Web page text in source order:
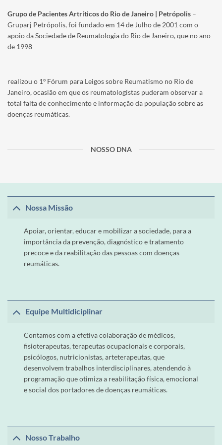
Grupo de Pacientes Artríticos do Rio de Janeiro | Petrópolis –
Gruparj Petrópolis, foi fundado em 14 de Julho de 2001 com o
apoio da Sociedade de Reumatologia do Rio de Janeiro, que no ano
de 1998
realizou o 1º Fórum para Leigos sobre Reumatismo no Rio de
Janeiro, ocasião em que os reumatologistas puderam observar a
total falta de conhecimento e informação da população sobre as
doenças reumáticas.
NOSSO DNA
Nossa Missão
Apoiar, orientar, educar e mobilizar a sociedade, para a
importância da prevenção, diagnóstico e tratamento
precoce e da reabilitação das pessoas com doenças
reumáticas.
Equipe Multidiciplinar
Contamos com a efetiva colaboração de médicos,
fisioterapeutas, terapeutas ocupacionais e corporais,
psicólogos, nutricionistas, arteterapeutas, que
desenvolvem trabalhos interdisciplinares, atendendo à
programação que otimiza a reabilitação física, emocional
e social dos portadores de doenças reumáticas.
Nosso Trabalho